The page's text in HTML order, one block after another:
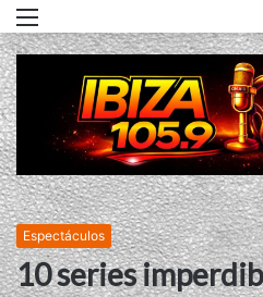
Espectáculos
10 series